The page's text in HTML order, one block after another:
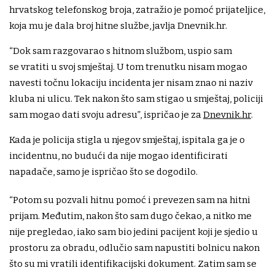
hrvatskog telefonskog broja, zatražio je pomoć prijateljice,
koja mu je dala broj hitne službe, javlja Dnevnik.hr.
“Dok sam razgovarao s hitnom službom, uspio sam
se vratiti u svoj smještaj. U tom trenutku nisam mogao
navesti točnu lokaciju incidenta jer nisam znao ni naziv
kluba ni ulicu. Tek nakon što sam stigao u smještaj, policiji
sam mogao dati svoju adresu”, ispričao je zaDnevnik.hr.
Kada je policija stigla u njegov smještaj, ispitala ga je o
incidentnu, no budući da nije mogao identificirati
napadače, samo je ispričao što se dogodilo.
“Potom su pozvali hitnu pomoć i prevezen sam na hitni
prijam. Međutim, nakon što sam dugo čekao, a nitko me
nije pregledao, iako sam bio jedini pacijent koji je sjedio u
prostoru za obradu, odlučio sam napustiti bolnicu nakon
što su mi vratili identifikacijski dokument. Zatim sam se